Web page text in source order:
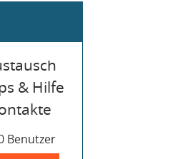
& Hilfe
Benutzer